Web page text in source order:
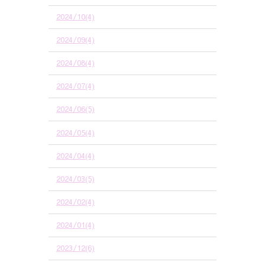
2024/10(4)
2024/09(4)
2024/08(4)
2024/07(4)
2024/06(5)
2024/05(4)
2024/04(4)
2024/03(5)
2024/02(4)
2024/01(4)
2023/12(6)